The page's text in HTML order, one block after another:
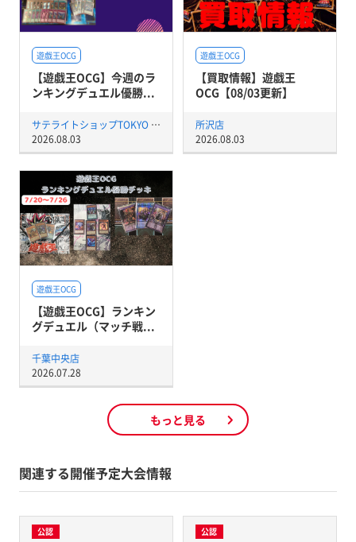
遊戯王OCG
【遊戯王OCG】今週のラ
ンキングデュエル優勝...
サテライトショップTOKYO 秋葉原店
2026.08.03
遊戯王OCG
【買取情報】遊戯王
OCG【08/03更新】
所沢店
2026.08.03
遊戯王OCG
【遊戯王OCG】ランキン
グデュエル（マッチ戦...
千葉中央店
2026.07.28
もっと見る
関連する開催予定大会情報
公認 公認